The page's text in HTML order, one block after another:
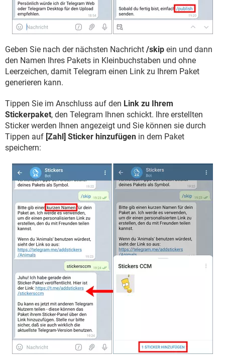
Geben Sie nach der nächsten Nachricht /skip ein und dann
den Namen Ihres Pakets in Kleinbuchstaben und ohne
Leerzeichen, damit Telegram einen Link zu Ihrem Paket
generieren kann.
Tippen Sie im Anschluss auf den Link zu Ihrem
Stickerpaket, den Telegram Ihnen schickt. Ihre erstellten
Sticker werden Ihnen angezeigt und Sie können sie durch
Tippen auf [Zahl] Sticker hinzufügen in dem Paket
speichern: